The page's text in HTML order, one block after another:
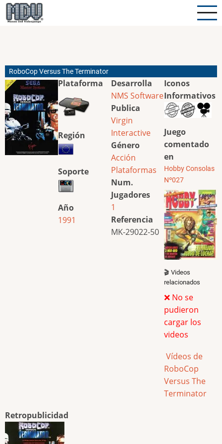
Pasar
al
RoboCop Versus The Terminator
Plataforma
Región
Soporte
Año
1991
Desarrolla
NMS Software
Publica
Virgin
Interactive
Género
Acción
Plataformas
Num.
Jugadores
1
Referencia
MK-29022-50
Iconos
Informativos
Juego
comentado
en
Hobby Consolas
Nº027
🎬 Videos
relacionados
❌ No se
pudieron
cargar los
videos
Vídeos de
RoboCop
Versus The
Terminator
Retropublicidad